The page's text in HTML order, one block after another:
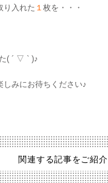
り入れた １枚を・・・
( ´ ▽ ` )♪
しみにお待ちください♪
関連する記事をご紹介